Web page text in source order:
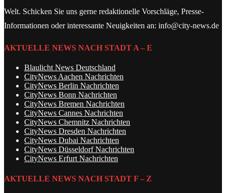
Welt. Schicken Sie uns gerne redaktionelle Vorschläge, Presse-
Informationen oder interessante Neuigkeiten an: info@city-news.de
AKTUELLE NEWS NACH STADT A – E
Blaulicht News Deutschland
CityNews Aachen Nachrichten
CityNews Berlin Nachrichten
CityNews Bonn Nachrichten
CityNews Bremen Nachrichten
CityNews Cannes Nachrichten
CityNews Chemnitz Nachrichten
CityNews Dresden Nachrichten
CityNews Dubai Nachrichten
CityNews Düsseldorf Nachrichten
CityNews Erfurt Nachrichten
AKTUELLE NEWS NACH STADT F – Z